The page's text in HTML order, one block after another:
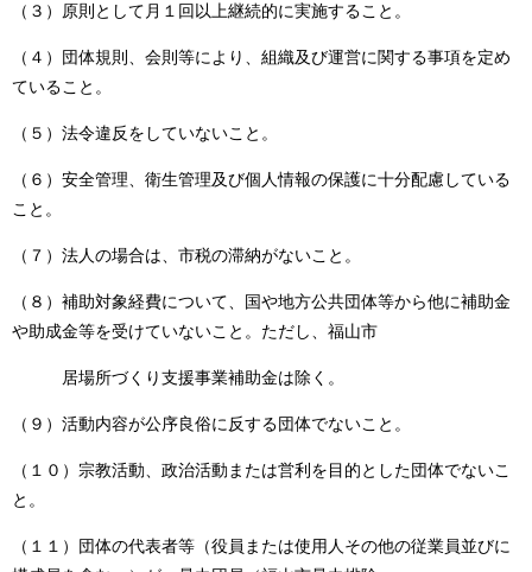
（３）原則として月１回以上継続的に実施すること。
（４）団体規則、会則等により、組織及び運営に関する事項を定め
ていること。
（５）法令違反をしていないこと。
（６）安全管理、衛生管理及び個人情報の保護に十分配慮している
こと。
（７）法人の場合は、市税の滞納がないこと。
（８）補助対象経費について、国や地方公共団体等から他に補助金
や助成金等を受けていないこと。ただし、福山市
居場所づくり支援事業補助金は除く。
（９）活動内容が公序良俗に反する団体でないこと。
（１０）宗教活動、政治活動または営利を目的とした団体でないこ
と。
（１１）団体の代表者等（役員または使用人その他の従業員並びに